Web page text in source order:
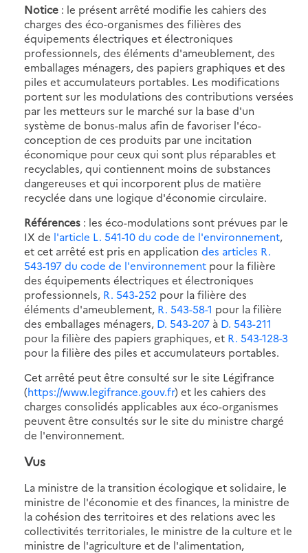
Notice : le présent arrêté modifie les cahiers des
charges des éco-organismes des filières des
équipements électriques et électroniques
professionnels, des éléments d'ameublement, des
emballages ménagers, des papiers graphiques et des
piles et accumulateurs portables. Les modifications
portent sur les modulations des contributions versées
par les metteurs sur le marché sur la base d'un
système de bonus-malus afin de favoriser l'éco-
conception de ces produits par une incitation
économique pour ceux qui sont plus réparables et
recyclables, qui contiennent moins de substances
dangereuses et qui incorporent plus de matière
recyclée dans une logique d'économie circulaire.
Références : les éco-modulations sont prévues par le
IX de l'article L. 541-10 du code de l'environnement,
et cet arrêté est pris en application des articles R.
543-197 du code de l'environnement pour la filière
des équipements électriques et électroniques
professionnels, R. 543-252 pour la filière des
éléments d'ameublement, R. 543-58-1 pour la filière
des emballages ménagers, D. 543-207 à D. 543-211
pour la filière des papiers graphiques, et R. 543-128-3
pour la filière des piles et accumulateurs portables.
Cet arrêté peut être consulté sur le site Légifrance
(https://www.legifrance.gouv.fr) et les cahiers des
charges consolidés applicables aux éco-organismes
peuvent être consultés sur le site du ministre chargé
de l'environnement.
Vus
La ministre de la transition écologique et solidaire, le
ministre de l'économie et des finances, la ministre de
la cohésion des territoires et des relations avec les
collectivités territoriales, le ministre de la culture et le
ministre de l'agriculture et de l'alimentation,